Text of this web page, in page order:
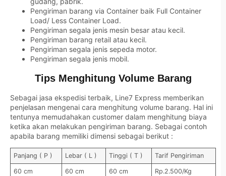
Pengiriman barang via Container baik Full Container
Load/ Less Container Load.
Pengiriman segala jenis mesin besar atau kecil.
Pengiriman barang retail atau kecil.
Pengiriman segala jenis sepeda motor.
Pengiriman segala jenis mobil.
Tips Menghitung Volume Barang
Sebagai jasa ekspedisi terbaik, Line7 Express memberikan
penjelasan mengenai cara menghitung volume barang. Hal ini
tentunya memudahakan customer dalam menghitung biaya
ketika akan melakukan pengiriman barang. Sebagai contoh
apabila barang memiliki dimensi sebagai berikut :
Panjang ( P ) Lebar ( L ) Tinggi ( T ) Tarif Pengiriman
60 cm 60 cm 60 cm Rp.2.500/Kg